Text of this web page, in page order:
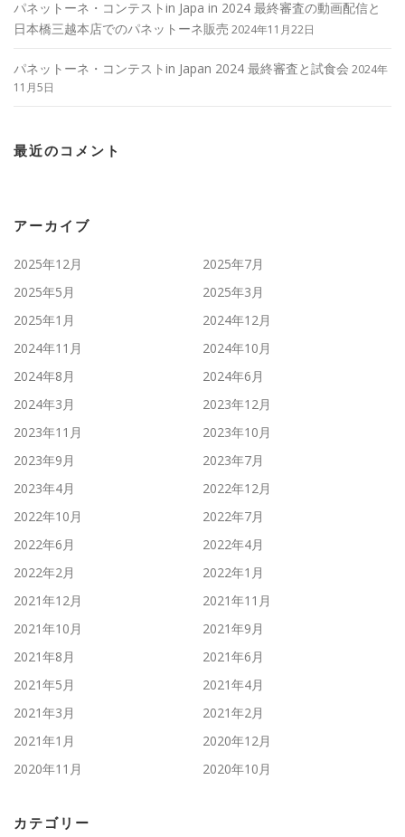
パネットーネ・コンテストin Japa in 2024 最終審査の動画配信と
日本橋三越本店でのパネットーネ販売 2024年11月22日
パネットーネ・コンテストin Japan 2024 最終審査と試食会 2024年
11月5日
最近のコメント
アーカイブ
2025年12月
2025年7月
2025年5月
2025年3月
2025年1月
2024年12月
2024年11月
2024年10月
2024年8月
2024年6月
2024年3月
2023年12月
2023年11月
2023年10月
2023年9月
2023年7月
2023年4月
2022年12月
2022年10月
2022年7月
2022年6月
2022年4月
2022年2月
2022年1月
2021年12月
2021年11月
2021年10月
2021年9月
2021年8月
2021年6月
2021年5月
2021年4月
2021年3月
2021年2月
2021年1月
2020年12月
2020年11月
2020年10月
カテゴリー